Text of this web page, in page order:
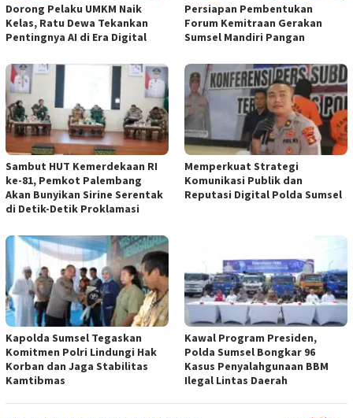
Dorong Pelaku UMKM Naik
Kelas, Ratu Dewa Tekankan
Pentingnya AI di Era Digital
Persiapan Pembentukan
Forum Kemitraan Gerakan
Sumsel Mandiri Pangan
Sambut HUT Kemerdekaan RI
ke-81, Pemkot Palembang
Akan Bunyikan Sirine Serentak
di Detik-Detik Proklamasi
Memperkuat Strategi
Komunikasi Publik dan
Reputasi Digital Polda Sumsel
Kapolda Sumsel Tegaskan
Komitmen Polri Lindungi Hak
Korban dan Jaga Stabilitas
Kamtibmas
Kawal Program Presiden,
Polda Sumsel Bongkar 96
Kasus Penyalahgunaan BBM
Ilegal Lintas Daerah